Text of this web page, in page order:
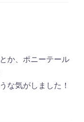
か、ポニーテール
な気がしました！